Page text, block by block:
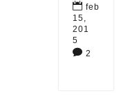
 feb
15,
201
5
 2